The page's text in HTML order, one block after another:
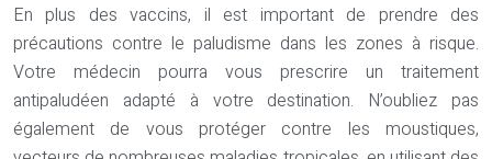
En plus des vaccins, il est important de prendre des
précautions contre le paludisme dans les zones à risque.
Votre médecin pourra vous prescrire un traitement
antipaludéen adapté à votre destination. N’oubliez pas
également de vous protéger contre les moustiques,